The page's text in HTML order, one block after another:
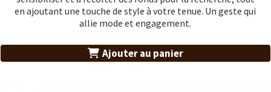
en ajoutant une touche de style à votre tenue. Un geste qui
allie mode et engagement.
Ajouter au panier